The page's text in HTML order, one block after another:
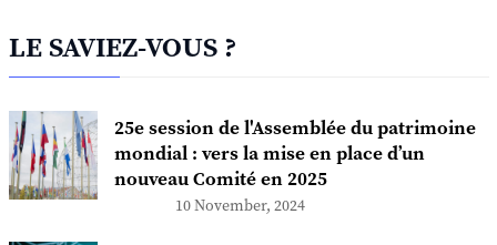
LE SAVIEZ-VOUS ?
25e session de l'Assemblée du patrimoine
mondial : vers la mise en place d’un
nouveau Comité en 2025
10 November, 2024